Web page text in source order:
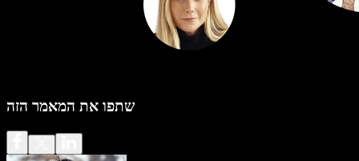
שתפו את המאמר הזה